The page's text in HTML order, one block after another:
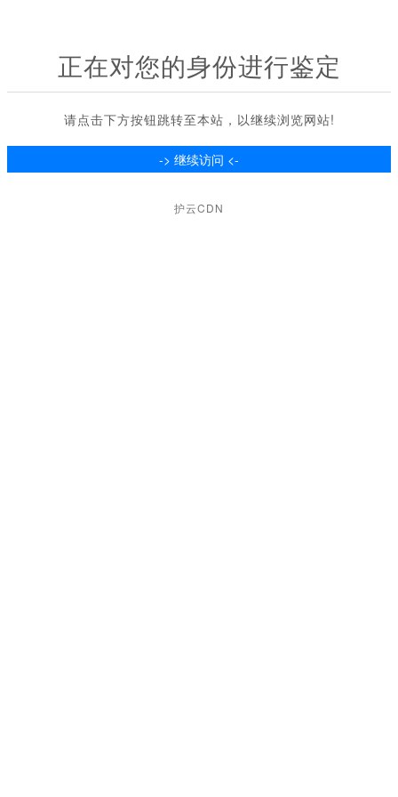
正在对您的身份进行鉴定
请点击下方按钮跳转至本站，以继续浏览网站!
护云CDN